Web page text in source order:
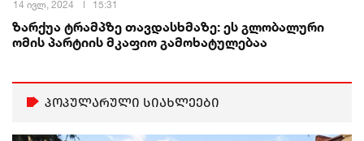
14 ივლ, 2024 15:31
ზარქუა ტრამპზე თავდასხმაზე: ეს გლობალური
ომის პარტიის მკაფიო გამოხატულებაა
პოპულარული სიახლეები